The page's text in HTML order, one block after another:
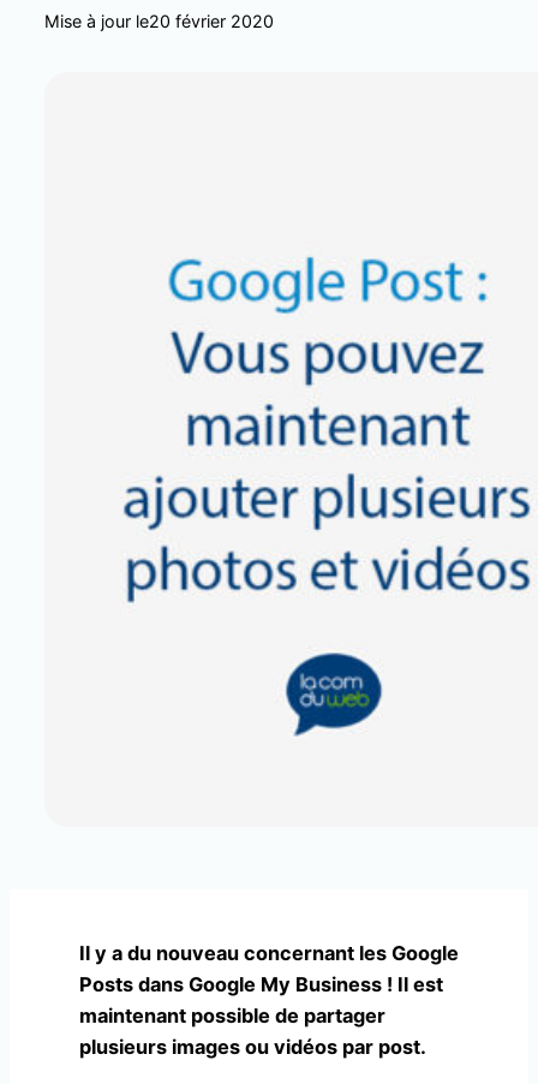
Mise à jour le20 février 2020
Il y a du nouveau concernant les Google
Posts dans Google My Business ! Il est
maintenant possible de partager
plusieurs images ou vidéos par post.